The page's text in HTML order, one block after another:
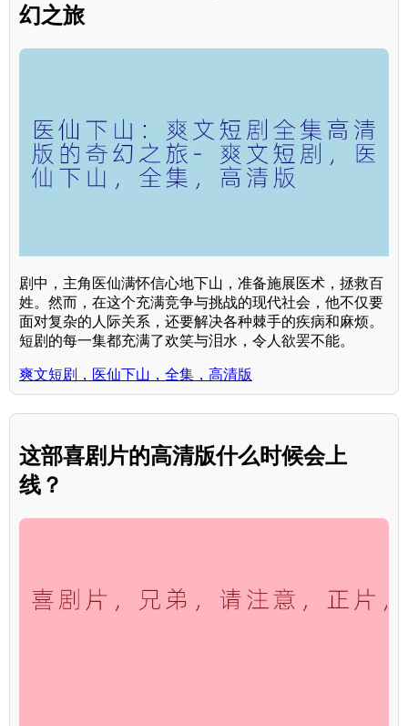
幻之旅
剧中，主角医仙满怀信心地下山，准备施展医术，拯救百
姓。然而，在这个充满竞争与挑战的现代社会，他不仅要
面对复杂的人际关系，还要解决各种棘手的疾病和麻烦。
短剧的每一集都充满了欢笑与泪水，令人欲罢不能。
爽文短剧，医仙下山，全集，高清版
这部喜剧片的高清版什么时候会上
线？